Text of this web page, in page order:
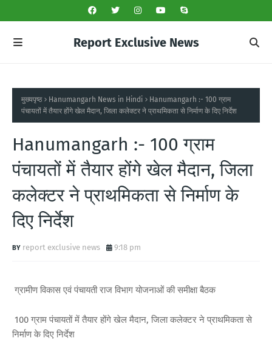
Report Exclusive News
मुख्यपृष्ठ Hanumangarh News in Hindi
Hanumangarh :- 100 ग्राम
पंचायतों में तैयार होंगे खेल मैदान, जिला कलेक्टर ने प्राथमिकता से निर्माण के दिए निर्देश
Hanumangarh :- 100 ग्राम
पंचायतों में तैयार होंगे खेल मैदान, जिला
कलेक्टर ने प्राथमिकता से निर्माण के
दिए निर्देश
report exclusive news 9:18 pm
ग्रामीण विकास एवं पंचायती राज विभाग योजनाओं की समीक्षा बैठक
100 ग्राम पंचायतों में तैयार होंगे खेल मैदान, जिला कलेक्टर ने प्राथमिकता से
निर्माण के दिए निर्देश